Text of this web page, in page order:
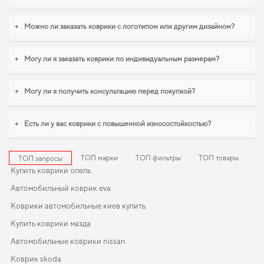
внимания
Используйте наш широкий спектр EVA ковриков, и вы увидите, как они
более защищённым от грязи и влаги,коврики mazda 6 купитьстановится
автомобильные коврики honda cr v
коврики для джили эмгранд
дополнят оснащение салона. Мы всегда готовы поддерживать вас в уходе
+ Можно ли заказать коврики с логотипом или другим дизайном?
+ Могу ли я заказать коврики по индивидуальным размерам?
+ Могу ли я получить консультацию перед покупкой?
+ Есть ли у вас коврики с повышенной износостойкостью?
ТОП запросы ТОП марки ТОП фильтры ТОП товары
Купить коврики опель
Автомобильный коврик eva
Коврики автомобильные киев купить
Купить коврики мазда
Автомобильные коврики nissan
Коврик skoda